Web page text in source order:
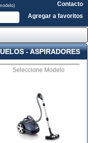
Contacto
Agregar a favoritos
- ASPIRADORES
Seleccione Modelo